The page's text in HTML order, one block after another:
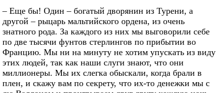
– Еще бы! Один – богатый дворянин из Турени, а
другой – рыцарь мальтийского ордена, из очень
знатного рода. За каждого из них мы выговорили себе
по две тысячи фунтов стерлингов по прибытии во
Францию. Мы ни на минуту не хотим упускать из виду
этих людей, так как наши слуги знают, что они
миллионеры. Мы их слегка обыскали, когда брали в
плен, и скажу вам по секрету, что их-то денежки мы с